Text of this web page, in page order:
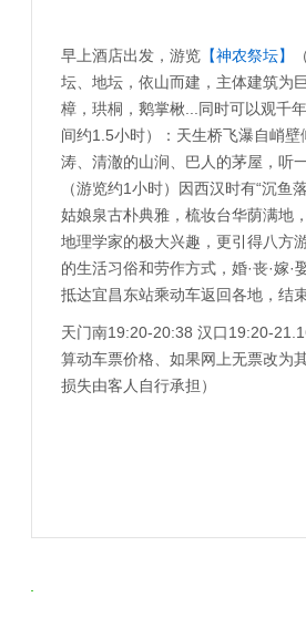
早上酒店出发，游览 【神农祭坛】
坛、地坛，依山而建，主体建筑为
樟，珙桐，鹅掌楸...同时可以观千
间约1.5小时）：天生桥飞瀑自峭
涛、清澈的山涧、巴人的茅屋，听
（游览约1小时）因西汉时有“沉
姑娘泉古朴典雅，梳妆台华荫满地
地理学家的极大兴趣，更引得八方
的生活习俗和劳作方式，婚·丧·嫁
抵达宜昌东站乘动车返回各地，结
天门南19:20-20:38 汉口19:20-
算动车票价格、如果网上无票改为
损失由客人自行承担）